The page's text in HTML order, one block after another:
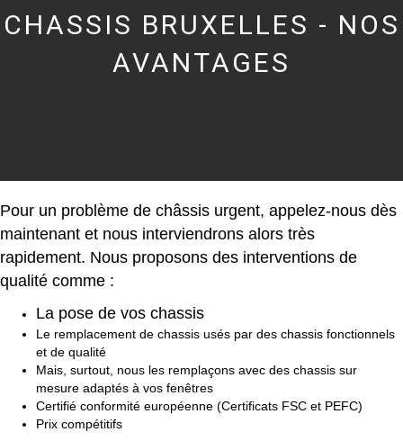
CHASSIS BRUXELLES - NOS
AVANTAGES
Pour un problème de châssis urgent, appelez-nous dès
maintenant et nous interviendrons alors très
rapidement. Nous proposons des interventions de
qualité comme :
La pose de vos chassis
Le remplacement de chassis usés par des chassis fonctionnels
et de qualité
Mais, surtout, nous les remplaçons avec des chassis sur
mesure adaptés à vos fenêtres
Certifié conformité européenne (Certificats FSC et PEFC)
Prix compétitifs